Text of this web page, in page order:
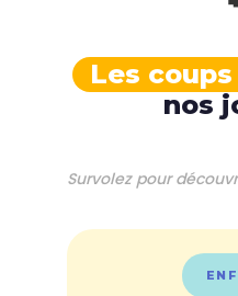
Les
nos
Survolez pour